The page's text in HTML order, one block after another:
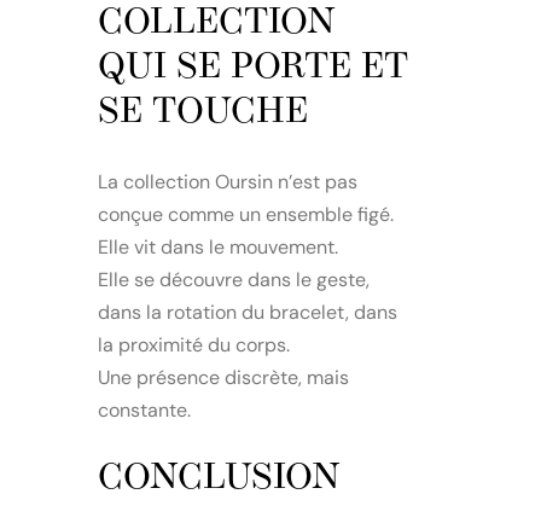
COLLECTION
QUI SE PORTE ET
SE TOUCHE
La collection Oursin n’est pas
conçue comme un ensemble figé.
Elle vit dans le mouvement.
Elle se découvre dans le geste,
dans la rotation du bracelet, dans
la proximité du corps.
Une présence discrète, mais
constante.
CONCLUSION